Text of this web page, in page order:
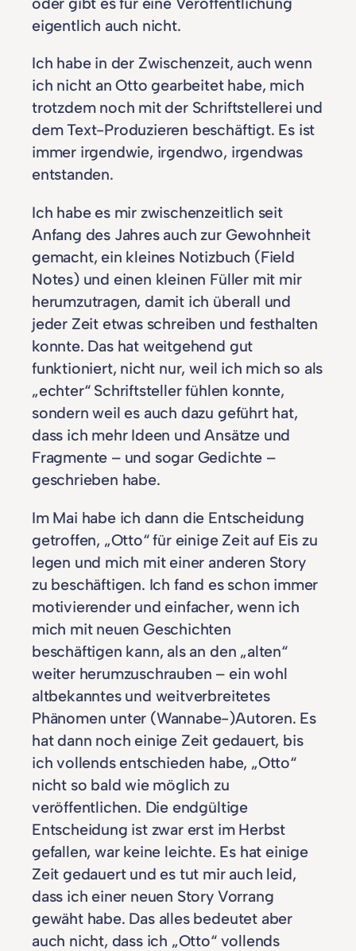
eigentlich auch nicht.
Ich habe in der Zwischenzeit, auch wenn
ich nicht an Otto gearbeitet habe, mich
trotzdem noch mit der Schriftstellerei und
dem Text-Produzieren beschäftigt. Es ist
immer irgendwie, irgendwo, irgendwas
entstanden.
Ich habe es mir zwischenzeitlich seit
Anfang des Jahres auch zur Gewohnheit
gemacht, ein kleines Notizbuch (Field
Notes) und einen kleinen Füller mit mir
herumzutragen, damit ich überall und
jeder Zeit etwas schreiben und festhalten
konnte. Das hat weitgehend gut
funktioniert, nicht nur, weil ich mich so als
„echter“ Schriftsteller fühlen konnte,
sondern weil es auch dazu geführt hat,
dass ich mehr Ideen und Ansätze und
Fragmente – und sogar Gedichte –
geschrieben habe.
Im Mai habe ich dann die Entscheidung
getroffen, „Otto“ für einige Zeit auf Eis zu
legen und mich mit einer anderen Story
zu beschäftigen. Ich fand es schon immer
motivierender und einfacher, wenn ich
mich mit neuen Geschichten
beschäftigen kann, als an den „alten“
weiter herumzuschrauben – ein wohl
altbekanntes und weitverbreitetes
Phänomen unter (Wannabe-)Autoren. Es
hat dann noch einige Zeit gedauert, bis
ich vollends entschieden habe, „Otto“
nicht so bald wie möglich zu
veröffentlichen. Die endgültige
Entscheidung ist zwar erst im Herbst
gefallen, war keine leichte. Es hat einige
Zeit gedauert und es tut mir auch leid,
dass ich einer neuen Story Vorrang
gewäht habe. Das alles bedeutet aber
auch nicht, dass ich „Otto“ vollends